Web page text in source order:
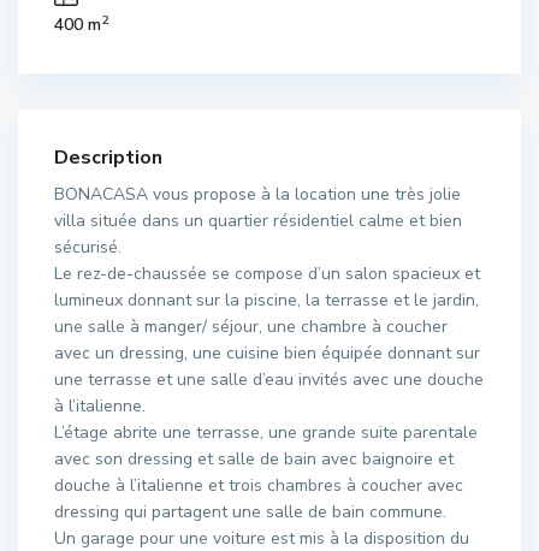
400 m2
Description
BONACASA vous propose à la location une très jolie
villa située dans un quartier résidentiel calme et bien
sécurisé.
Le rez-de-chaussée se compose d’un salon spacieux et
lumineux donnant sur la piscine, la terrasse et le jardin,
une salle à manger/ séjour, une chambre à coucher
avec un dressing, une cuisine bien équipée donnant sur
une terrasse et une salle d’eau invités avec une douche
à l’italienne.
L’étage abrite une terrasse, une grande suite parentale
avec son dressing et salle de bain avec baignoire et
douche à l’italienne et trois chambres à coucher avec
dressing qui partagent une salle de bain commune.
Un garage pour une voiture est mis à la disposition du